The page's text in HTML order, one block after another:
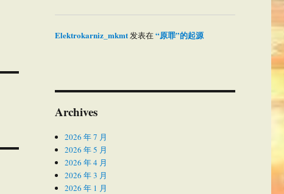
Elektrokarniz_mkmt发表在“原罪”的起源
Archives
2026 年 7 月
2026 年 5 月
2026 年 4 月
2026 年 3 月
2026 年 1 月